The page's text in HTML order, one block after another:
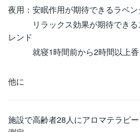
夜用：安眠作用が期待できるラベン
リラックス効果が期待できる
レンド
就寝1時間前から2時間以上香
他に
施設で高齢者28人にアロマテラピ